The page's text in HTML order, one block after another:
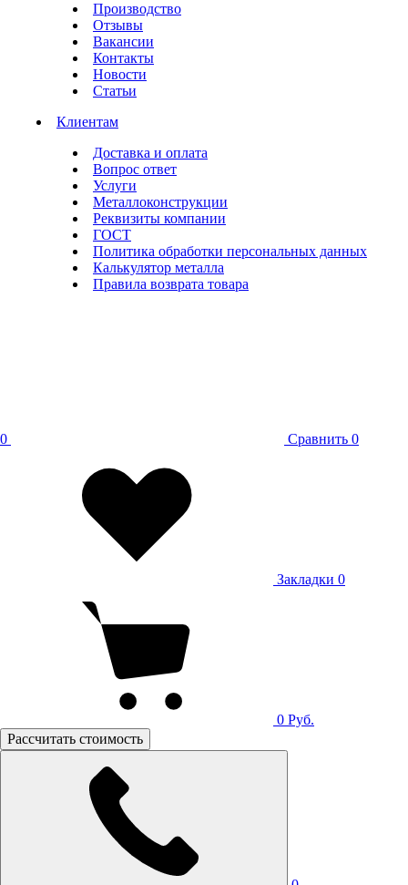
Производство
Отзывы
Вакансии
Контакты
Новости
Статьи
Клиентам
Доставка и оплата
Вопрос ответ
Услуги
Металлоконструкции
Реквизиты компании
ГОСТ
Политика обработки персональных данных
Калькулятор металла
Правила возврата товара
0 Сравнить 0
Закладки 0
0 Руб.
Рассчитать стоимость